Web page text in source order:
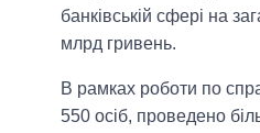
банківській сфері на
млрд гривень.
В рамках роботи по
550 осіб, проведено